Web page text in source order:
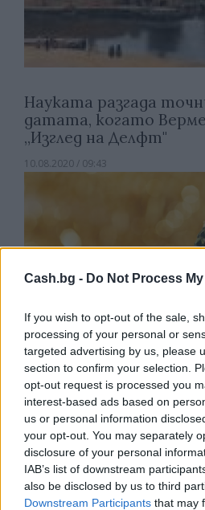
Cash.bg - Do Not Process
If you wish to opt-out of the sale,
processing of your personal or
targeted advertising by us, please
section to confirm your selection.
opt-out request is processed you
interest-based ads based on
us or personal information
your opt-out. You may separately
disclosure of your personal
IAB’s list of downstream
also be disclosed by us to third
Downstream Participants that may
Науката разгада
датата, когато
„Изглед на Делфт"
10.08.2020 / 09:43
Кой измисли Коледа?!
04.08.2020 / 18:55